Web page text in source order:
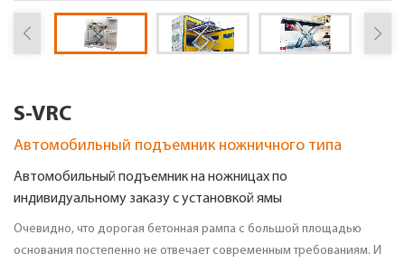
S-VRC
Автомобильный подъемник ножничного типа
Автомобильный подъемник на ножницах по
индивидуальному заказу с установкой ямы
Очевидно, что дорогая бетонная рампа с большой площадью
основания постепенно не отвечает современным требованиям. И